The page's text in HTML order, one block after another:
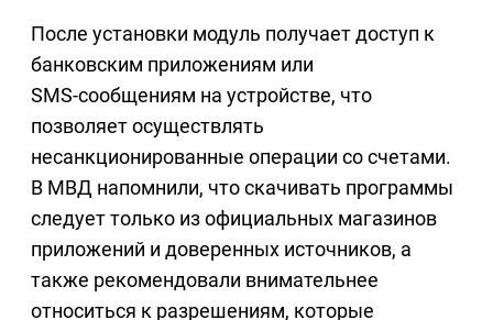
После установки модуль получает доступ к
банковским приложениям или
SMS‑сообщениям на устройстве, что
позволяет осуществлять
несанкционированные операции со счетами.
В МВД напомнили, что скачивать программы
следует только из официальных магазинов
приложений и доверенных источников, а
также рекомендовали внимательнее
относиться к разрешениям, которые